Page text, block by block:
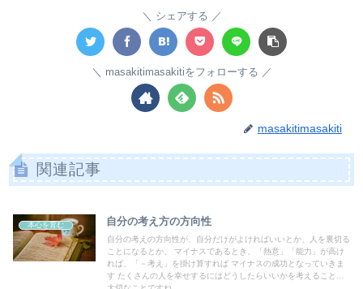
シェアする
masakitimasakitiをフォローする
masakitimasakiti
関連記事
本心を育む 自分の考え方の方向性
自分の考えの方向性が、自分だけがよければいいとか、人を裏切る
ことになるとか、 マイナスであるとき、「熱意」「能力」が高け
れば、「－考え」を掛け算すれば マイナスの成功となっていきま
す たくさんの人を幸せするにはどうしたらいいかを考えること…